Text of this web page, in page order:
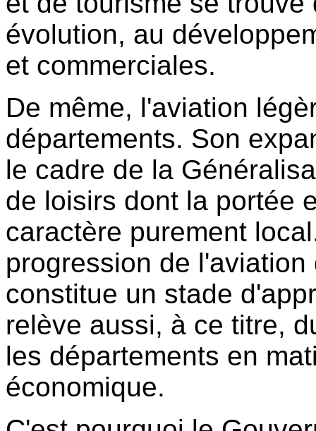
évolution, au
et commerciales.
De même, l'aviation
départements. Son
le cadre de la
de loisirs dont la portée
caractère purement
progression de
constitue un stade
relève aussi, à ce titre,
les départements en
économique.